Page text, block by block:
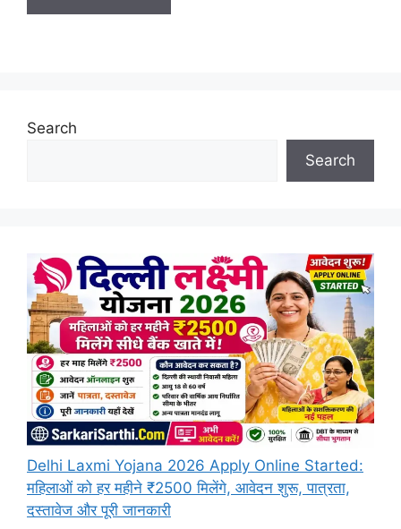
Search
Search
Delhi Laxmi Yojana 2026 Apply Online Started:
महिलाओं को हर महीने ₹2500 मिलेंगे, आवेदन शुरू, पात्रता,
दस्तावेज और पूरी जानकारी